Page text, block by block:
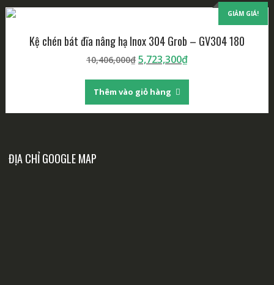
GIẢM GIÁ!
Kệ chén bát đĩa nâng hạ Inox 304 Grob – GV304 180
10,406,000₫ Giá
là:
10,406,000₫.
5,723,300₫Giá
5,723,300₫.
Thêm vào giỏ hàng
ĐỊA CHỈ GOOGLE MAP